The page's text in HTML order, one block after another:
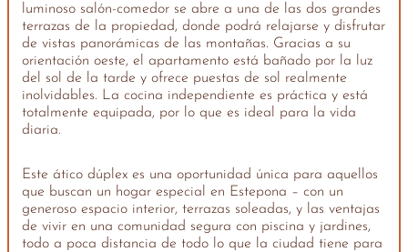
luminoso salón-comedor se abre a una de las dos grandes
terrazas de la propiedad, donde podrá relajarse y disfrutar
de vistas panorámicas de las montañas. Gracias a su
orientación oeste, el apartamento está bañado por la luz
del sol de la tarde y ofrece puestas de sol realmente
inolvidables. La cocina independiente es práctica y está
totalmente equipada, por lo que es ideal para la vida
diaria.
Este ático dúplex es una oportunidad única para aquellos
que buscan un hogar especial en Estepona – con un
generoso espacio interior, terrazas soleadas, y las ventajas
de vivir en una comunidad segura con piscina y jardines,
todo a poca distancia de todo lo que la ciudad tiene para